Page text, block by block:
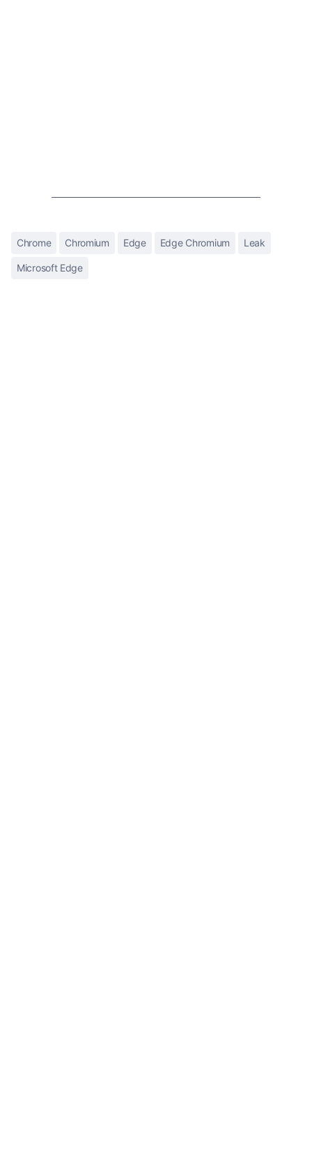
Chrome Chromium Edge Edge Chromium Leak
Microsoft Edge